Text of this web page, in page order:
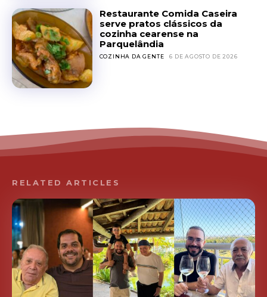
Restaurante Comida Caseira
serve pratos clássicos da
cozinha cearense na
Parquelândia
COZINHA DA GENTE 6 DE AGOSTO DE 2026
RELATED ARTICLES